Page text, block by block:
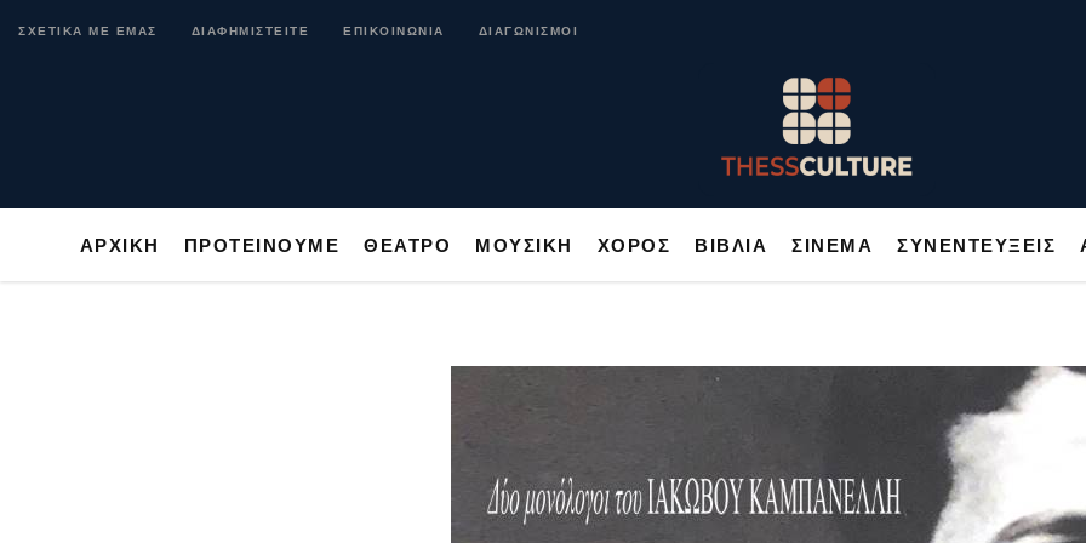
ΣΧΕΤΙΚΑ ΜΕ ΕΜΑΣ ΔΙΑΦΗΜΙΣΤΕΙΤΕ ΕΠΙΚΟΙΝΩΝΙΑ ΔΙΑΓΩΝΙΣΜΟΙ
ΑΡΧΙΚΗ ΠΡΟΤΕΙΝΟΥΜΕ ΘΕΑΤΡΟ ΜΟΥΣΙΚΗ ΧΟΡΟΣ ΒΙΒΛΙΑ ΣΙΝΕΜΑ ΣΥΝΕΝΤΕΥΞΕΙΣ
ΑΡΧΙΚΗ ΠΡΟΤΕΙΝΟΥΜΕ ΘΕΑΤΡΟ ΜΟΥΣΙΚΗ